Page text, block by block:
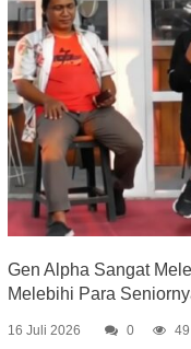
Gen Alpha Sangat
Melebihi Para
16 Juli 2026 0 49